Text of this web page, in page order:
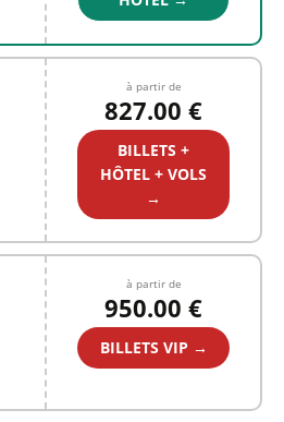
à partir de
827.00 €
BILLETS +
HÔTEL + VOLS
→
à partir de
950.00 €
BILLETS VIP →